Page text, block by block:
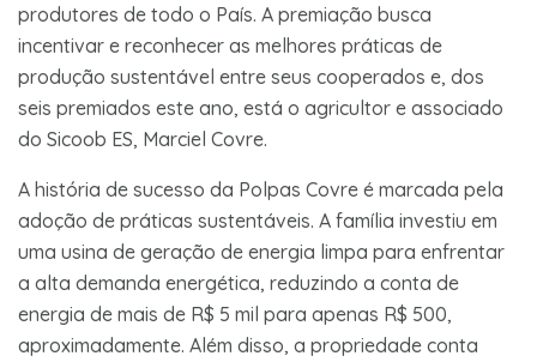
produtores de todo o País. A premiação busca
incentivar e reconhecer as melhores práticas de
produção sustentável entre seus cooperados e, dos
seis premiados este ano, está o agricultor e associado
do Sicoob ES, Marciel Covre.
A história de sucesso da Polpas Covre é marcada pela
adoção de práticas sustentáveis. A família investiu em
uma usina de geração de energia limpa para enfrentar
a alta demanda energética, reduzindo a conta de
energia de mais de R$ 5 mil para apenas R$ 500,
aproximadamente. Além disso, a propriedade conta